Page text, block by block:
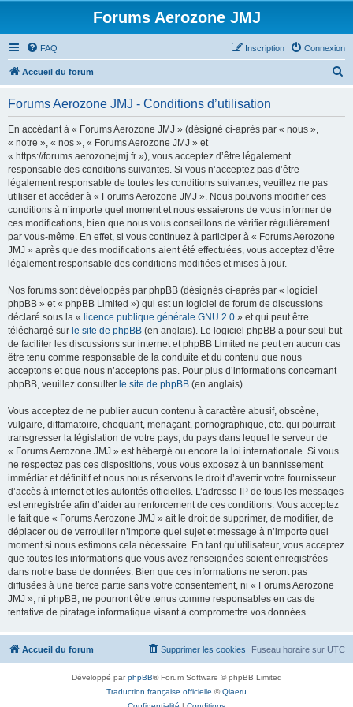
Forums Aerozone JMJ
FAQ Connexion
Inscription
Accueil du forum
Forums Aerozone JMJ - Conditions d’utilisation
En accédant à « Forums Aerozone JMJ » (désigné ci-après par « nous »,
« notre », « nos », « Forums Aerozone JMJ » et
« https://forums.aerozonejmj.fr »), vous acceptez d’être légalement
responsable des conditions suivantes. Si vous n’acceptez pas d’être
légalement responsable de toutes les conditions suivantes, veuillez ne pas
utiliser et accéder à « Forums Aerozone JMJ ». Nous pouvons modifier ces
conditions à n’importe quel moment et nous essaierons de vous informer de
ces modifications, bien que nous vous conseillons de vérifier régulièrement
par vous-même. En effet, si vous continuez à participer à « Forums Aerozone
JMJ » après que des modifications aient été effectuées, vous acceptez d’être
légalement responsable des conditions modifiées et mises à jour.
Nos forums sont développés par phpBB (désignés ci-après par « logiciel
phpBB » et « phpBB Limited ») qui est un logiciel de forum de discussions
déclaré sous la « licence publique générale GNU 2.0 » et qui peut être
téléchargé sur le site de phpBB (en anglais). Le logiciel phpBB a pour seul but
de faciliter les discussions sur internet et phpBB Limited ne peut en aucun cas
être tenu comme responsable de la conduite et du contenu que nous
acceptons et que nous n’acceptons pas. Pour plus d’informations concernant
phpBB, veuillez consulter le site de phpBB (en anglais).
Vous acceptez de ne publier aucun contenu à caractère abusif, obscène,
vulgaire, diffamatoire, choquant, menaçant, pornographique, etc. qui pourrait
transgresser la législation de votre pays, du pays dans lequel le serveur de
« Forums Aerozone JMJ » est hébergé ou encore la loi internationale. Si vous
ne respectez pas ces dispositions, vous vous exposez à un bannissement
immédiat et définitif et nous nous réservons le droit d’avertir votre fournisseur
d’accès à internet et les autorités officielles. L’adresse IP de tous les messages
est enregistrée afin d’aider au renforcement de ces conditions. Vous acceptez
le fait que « Forums Aerozone JMJ » ait le droit de supprimer, de modifier, de
déplacer ou de verrouiller n’importe quel sujet et message à n’importe quel
moment si nous estimons cela nécessaire. En tant qu’utilisateur, vous acceptez
que toutes les informations que vous avez renseignées soient enregistrées
dans notre base de données. Bien que ces informations ne seront pas
diffusées à une tierce partie sans votre consentement, ni « Forums Aerozone
JMJ », ni phpBB, ne pourront être tenus comme responsables en cas de
tentative de piratage informatique visant à compromettre vos données.
Accueil du forum Fuseau horaire sur UTC
Supprimer les cookies
Développé parphpBB® Forum Software © phpBB Limited
Traduction française officielle ©Qiaeru